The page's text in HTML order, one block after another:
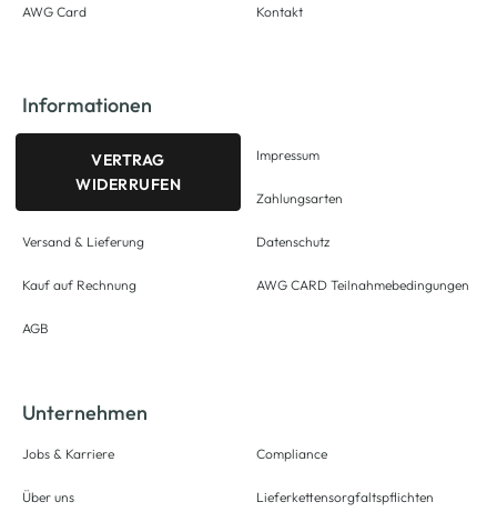
AWG Card Kontakt
Informationen
VERTRAG
WIDERRUFEN
Versand & Lieferung
Kauf auf Rechnung
AGB
Impressum
Zahlungsarten
Datenschutz
AWG CARD Teilnahmebedingungen
Unternehmen
Jobs & Karriere
Über uns
Compliance
Lieferkettensorgfaltspflichten